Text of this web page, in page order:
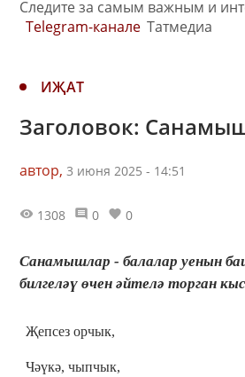
Следите за самым важным и
Telegram-канале Татмедиа
ИҖАТ
Заголовок:
автор, 3 июня 2025 - 14:51
1308 0 0
Санамышлар - балалар уенын
билгеләү өчен әйтелә торган
Җепсез орчык,
Чәүкә, чыпчык,